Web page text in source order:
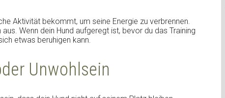
Aktivität bekommt, um seine Energie zu verbrennen.
Wenn dein Hund aufgeregt ist, bevor du das Training
etwas beruhigen kann.
Unwohlsein